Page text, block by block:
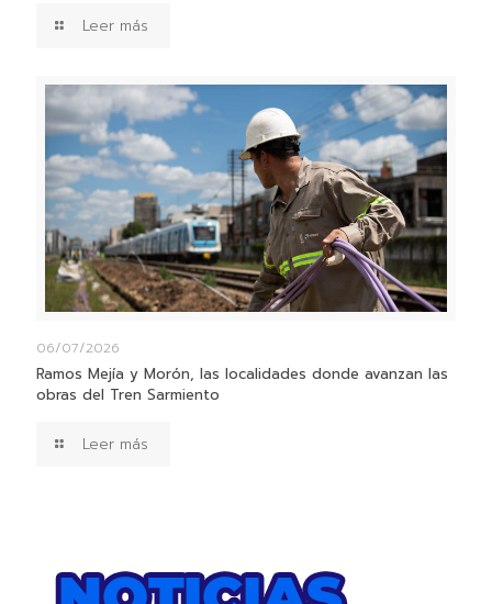
Leer más
06/07/2026
Ramos Mejía y Morón, las localidades donde avanzan las
obras del Tren Sarmiento
Leer más